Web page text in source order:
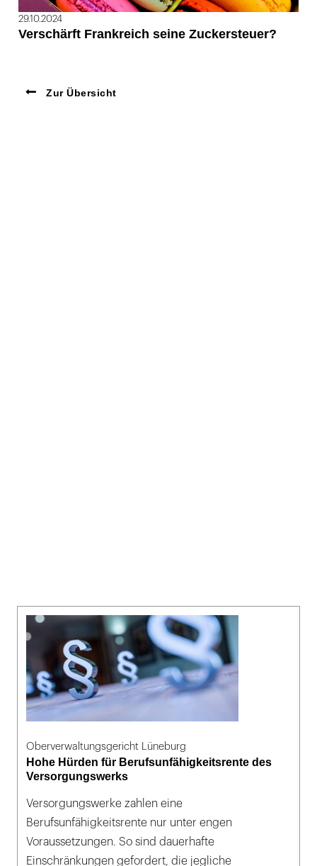
29.10.2024
Verschärft Frankreich seine Zuckersteuer?
Zur Übersicht
Oberverwaltungsgericht Lüneburg
Hohe Hürden für Berufsunfähigkeitsrente des
Versorgungswerks
Versorgungswerke zahlen eine
Berufsunfähigkeitsrente nur unter engen
Voraussetzungen. So sind dauerhafte
Einschränkungen gefordert, die jegliche